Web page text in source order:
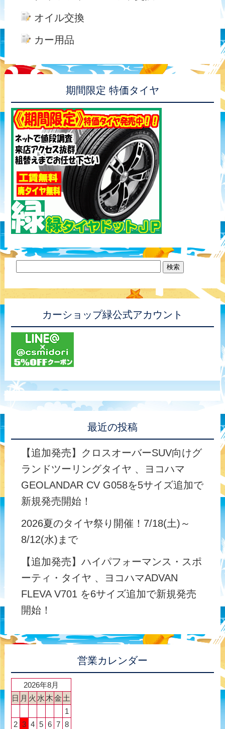
オイル交換
カー用品
期間限定 特価タイヤ
カーショップ緑公式アカウント
最近の投稿
【追加発売】クロスオーバーSUV向けグ
ランドツーリングタイヤ 、ヨコハマ
GEOLANDAR CV G058を5サイズ追加で
新規発売開始！
2026夏のタイヤ祭り開催！7/18(土)～
8/12(水)まで
【追加発売】ハイパフォーマンス・スポ
ーティ・タイヤ 、ヨコハマADVAN
FLEVA V701 を6サイズ追加で新規発売
開始！
営業カレンダー
2026年8月
日 月 火 水 木金 土
1
2 3 4 5 6 7 8